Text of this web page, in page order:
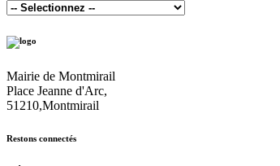
Mairie de Montmirail
Place Jeanne d'Arc,
51210,Montmirail
Restons connectés